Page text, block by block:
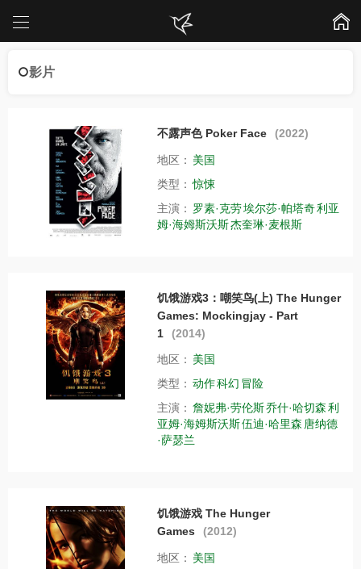
影片
不露声色 Poker Face (2022)
地区： 美国
类型： 惊悚
主演： 罗素·克劳埃尔莎·帕塔奇利亚
姆·海姆斯沃斯杰奎琳·麦根斯
饥饿游戏3：嘲笑鸟(上) The Hunger
Games: Mockingjay - Part
1
(2014)
地区： 美国
类型： 动作科幻 冒险
主演： 詹妮弗·劳伦斯乔什·哈切森利
亚姆·海姆斯沃斯伍迪·哈里森 唐纳德
·萨瑟兰
饥饿游戏 The Hunger
Games
(2012)
地区： 美国